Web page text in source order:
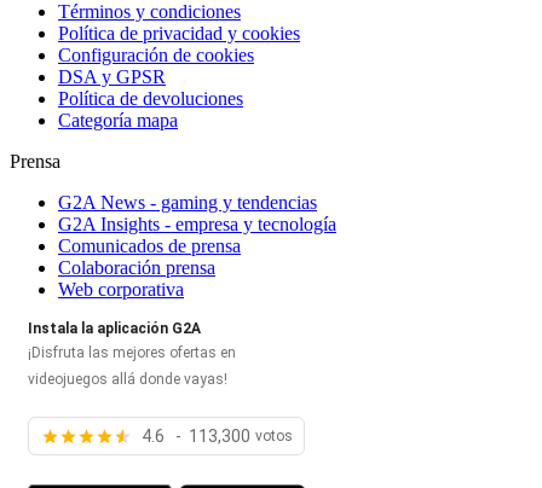
Términos y condiciones
Política de privacidad y cookies
Configuración de cookies
DSA y GPSR
Política de devoluciones
Categoría mapa
Prensa
G2A News - gaming y tendencias
G2A Insights - empresa y tecnología
Comunicados de prensa
Colaboración prensa
Web corporativa
Instala la aplicación G2A
¡Disfruta las mejores ofertas en
videojuegos allá donde vayas!
4.6 - 113,300 votos